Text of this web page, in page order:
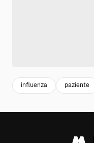
influenza paziente